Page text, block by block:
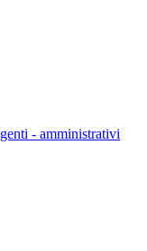
- amministrativi